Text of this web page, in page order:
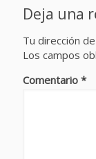
Deja una
Tu dirección
Los campos
Comentario *